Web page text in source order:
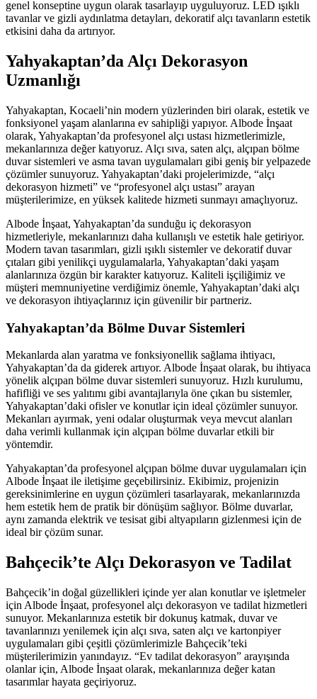
genel konseptine uygun olarak tasarlayıp uyguluyoruz. LED ışıklı
tavanlar ve gizli aydınlatma detayları, dekoratif alçı tavanların estetik
etkisini daha da artırıyor.
Yahyakaptan’da Alçı Dekorasyon
Uzmanlığı
Yahyakaptan, Kocaeli’nin modern yüzlerinden biri olarak, estetik ve
fonksiyonel yaşam alanlarına ev sahipliği yapıyor. Albode İnşaat
olarak, Yahyakaptan’da profesyonel alçı ustası hizmetlerimizle,
mekanlarınıza değer katıyoruz. Alçı sıva, saten alçı, alçıpan bölme
duvar sistemleri ve asma tavan uygulamaları gibi geniş bir yelpazede
çözümler sunuyoruz. Yahyakaptan’daki projelerimizde, “alçı
dekorasyon hizmeti” ve “profesyonel alçı ustası” arayan
müşterilerimize, en yüksek kalitede hizmeti sunmayı amaçlıyoruz.
Albode İnşaat, Yahyakaptan’da sunduğu iç dekorasyon
hizmetleriyle, mekanlarınızı daha kullanışlı ve estetik hale getiriyor.
Modern tavan tasarımları, gizli ışıklı sistemler ve dekoratif duvar
çıtaları gibi yenilikçi uygulamalarla, Yahyakaptan’daki yaşam
alanlarınıza özgün bir karakter katıyoruz. Kaliteli işçiliğimiz ve
müşteri memnuniyetine verdiğimiz önemle, Yahyakaptan’daki alçı
ve dekorasyon ihtiyaçlarınız için güvenilir bir partneriz.
Yahyakaptan’da Bölme Duvar Sistemleri
Mekanlarda alan yaratma ve fonksiyonellik sağlama ihtiyacı,
Yahyakaptan’da da giderek artıyor. Albode İnşaat olarak, bu ihtiyaca
yönelik alçıpan bölme duvar sistemleri sunuyoruz. Hızlı kurulumu,
hafifliği ve ses yalıtımı gibi avantajlarıyla öne çıkan bu sistemler,
Yahyakaptan’daki ofisler ve konutlar için ideal çözümler sunuyor.
Mekanları ayırmak, yeni odalar oluşturmak veya mevcut alanları
daha verimli kullanmak için alçıpan bölme duvarlar etkili bir
yöntemdir.
Yahyakaptan’da profesyonel alçıpan bölme duvar uygulamaları için
Albode İnşaat ile iletişime geçebilirsiniz. Ekibimiz, projenizin
gereksinimlerine en uygun çözümleri tasarlayarak, mekanlarınızda
hem estetik hem de pratik bir dönüşüm sağlıyor. Bölme duvarlar,
aynı zamanda elektrik ve tesisat gibi altyapıların gizlenmesi için de
ideal bir çözüm sunar.
Bahçecik’te Alçı Dekorasyon ve Tadilat
Bahçecik’in doğal güzellikleri içinde yer alan konutlar ve işletmeler
için Albode İnşaat, profesyonel alçı dekorasyon ve tadilat hizmetleri
sunuyor. Mekanlarınıza estetik bir dokunuş katmak, duvar ve
tavanlarınızı yenilemek için alçı sıva, saten alçı ve kartonpiyer
uygulamaları gibi çeşitli çözümlerimizle Bahçecik’teki
müşterilerimizin yanındayız. “Ev tadilat dekorasyon” arayışında
olanlar için, Albode İnşaat olarak, mekanlarınıza değer katan
tasarımlar hayata geçiriyoruz.